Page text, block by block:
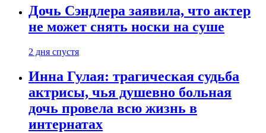
Дочь Сэндлера заявила, что актер
не может снять носки на суше
2 дня спустя
Инна Гулая: трагическая судьба
актрисы, чья душевно больная
дочь провела всю жизнь в
интернатах